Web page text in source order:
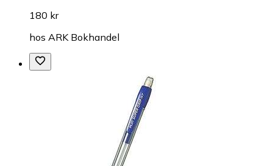
180 kr
hos ARK Bokhandel